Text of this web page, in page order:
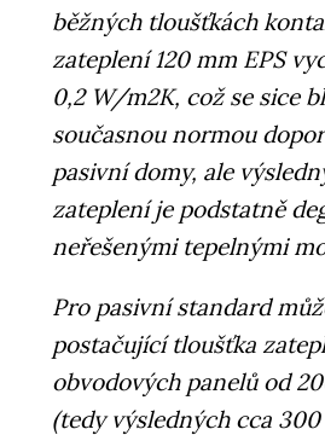
běžných tloušťkách
zateplení 120 mm EPS
0,2 W/m2K, což se sice
současnou normou
pasivní domy, ale
zateplení je podstatně
neřešenými tepelnými
Pro pasivní standard
postačující tloušťka
obvodových panelů od
(tedy výsledných cca